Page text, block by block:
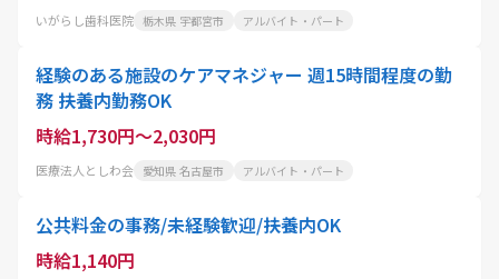
いがらし歯科医院 栃木県 宇都宮市 アルバイト・パート
経験のある施設のケアマネジャー 週15時間程度の勤
務 扶養内勤務OK
時給1,730円～2,030円
医療法人としわ会 愛知県 名古屋市 アルバイト・パート
公共料金の事務/未経験歓迎/扶養内OK
時給1,140円